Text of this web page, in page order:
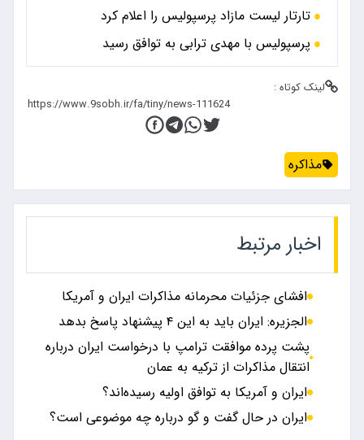
تارتار لیست مازاد پرسپولیس را اعلام کرد
پرسپولیس با مهدی ترابی به توافق رسید
لینک کوتاه :
مذاکره
اخبار مرتبط
افشای جزئیات محرمانه مذاکرات ایران و آمریکا
الجزیره: ایران باید به این ۴ پیشنهاد پاسخ بدهد
پشت پرده موافقت ترامپ با درخواست ایران درباره
انتقال مذاکرات از ترکیه به عمان
ایران و آمریکا به توافق اولیه رسیده‌اند؟
ایران در حال گفت و گو درباره چه موضوعی است؟